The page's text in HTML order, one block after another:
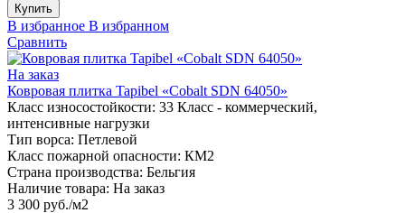
Купить
В избранное В избранном
Сравнить
На заказ
Ковровая плитка Tapibel «Cobalt SDN 64050»
Класс износостойкости: 33 Класс - коммерческий,
интенсивные нагрузки
Тип ворса: Петлевой
Класс пожарной опасности: КМ2
Страна производства: Бельгия
Наличие товара: На заказ
3 300 руб./м2